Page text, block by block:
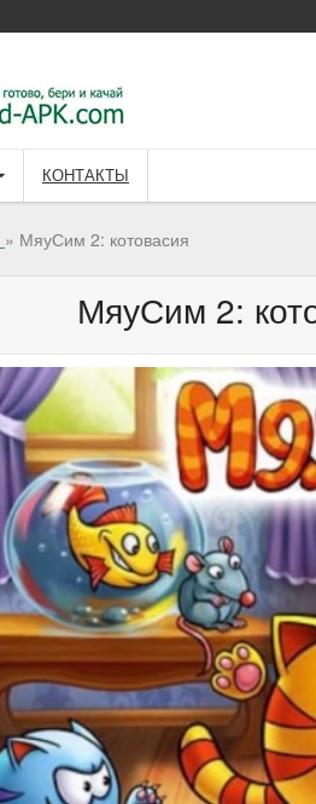
КОНТАКТЫ
» МяуСим 2: котовасия
МяуСим 2: